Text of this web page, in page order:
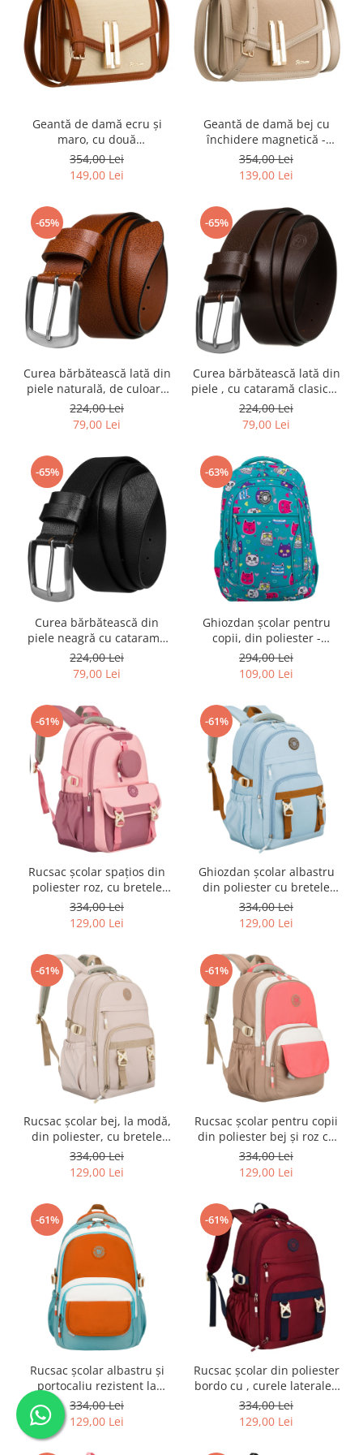
Geantă de damă ecru și
maro, cu două
compartimente - Peterson
PTR-PTN DALIA ECRU-
BROWN
354,00 Lei
149,00 Lei
Geantă de damă bej cu
închidere magnetică -
Peterson PTR-PTN DALIA
BEIGE
354,00 Lei
139,00 Lei
-65%
Curea bărbătească lată din
piele naturală, de culoare
maro deschis, cu cataramă
clasică - Peterson PTR-PTN
LTP-TWT-85 TAN
224,00 Lei
79,00 Lei
-65%
Curea bărbătească lată din
piele , cu cataramă clasică -
Peterson PTR-PTN LTP-TWT-
85 BRO
224,00 Lei
79,00 Lei
-65%
Curea bărbătească din
piele neagră cu cataramă
clasică - Peterson PTR-PTN
LTP-TWT-85 BL
224,00 Lei
79,00 Lei
-63%
Ghiozdan școlar pentru
copii, din poliester -
Peterson PTR-PTN
BIEDRONKA G28
294,00 Lei
109,00 Lei
-61%
Rucsac școlar spațios din
poliester roz, cu bretele
reglabile - Peterson PTR-
PTN 8610-1327 PINK
334,00 Lei
129,00 Lei
-61%
Ghiozdan școlar albastru
din poliester cu bretele
reglabile - Peterson PTR-
PTN 8594-1419 BLUE
334,00 Lei
129,00 Lei
-61%
Rucsac școlar bej, la modă,
din poliester, cu bretele
reglabile - Peterson PTR-
PTN 8594-1389 BEIGE
334,00 Lei
129,00 Lei
-61%
Rucsac școlar pentru copii
din poliester bej și roz cu
compartiment pentru
laptop - Peterson PTR-PTN
8592-1372 BEIGE
334,00 Lei
129,00 Lei
-61%
Rucsac școlar albastru și
portocaliu rezistent la
umezeală cu compartiment
pentru laptop - Peterson
PTR-PTN 8592-1358 BLUE
334,00 Lei
129,00 Lei
-61%
Rucsac școlar din poliester
bordo cu , curele laterale -
Peterson PTR-PTN 8594-
1402 BORDO
334,00 Lei
129,00 Lei